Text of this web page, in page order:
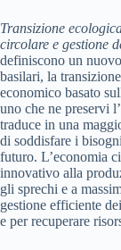
Transizione
circolare e gestione
definiscono un
basilari, la
economico basato
uno che ne preservi
traduce in una
di soddisfare i
futuro. L’economia
innovativo alla
gli sprechi e a
gestione efficiente
e per recuperare